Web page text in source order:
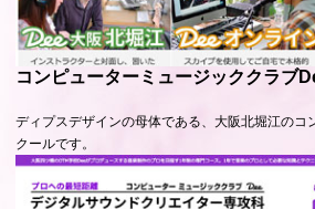
コンピューターミュージッククラブ
ディプスデザインの母体である、大阪北堀江のコ
クールです。